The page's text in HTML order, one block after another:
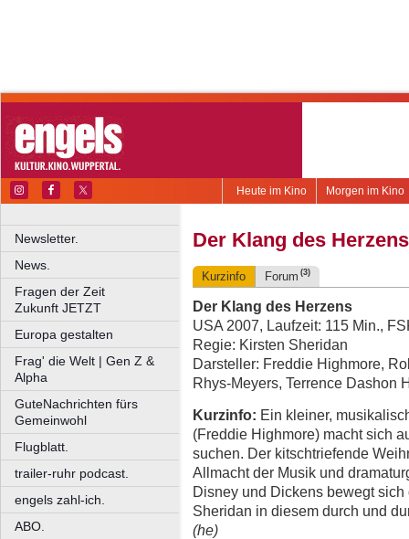
Morgen im Kino
Heute im Kino
Newsletter.
News.
Fragen der Zeit
Zukunft JETZT
Europa gestalten
Frag' die Welt | Gen Z &
Alpha
GuteNachrichten fürs
Gemeinwohl
Flugblatt.
trailer-ruhr podcast.
engels zahl-ich.
ABO.
Der Klang des Herzens
Kurzinfo Forum (3)
Der Klang des Herzens
USA 2007, Laufzeit: 115 Min.,
Regie: Kirsten Sheridan
Darsteller: Freddie Highmore,
Rhys-Meyers, Terrence Dashon
Kurzinfo: Ein kleiner,
(Freddie Highmore) macht sich
suchen. Der kitschtriefende
Allmacht der Musik und
Disney und Dickens bewegt
Sheridan in diesem durch und
(he)